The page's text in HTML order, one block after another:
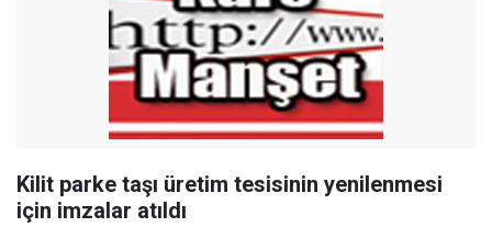
Kilit parke taşı üretim tesisinin yenilenmesi
için imzalar atıldı